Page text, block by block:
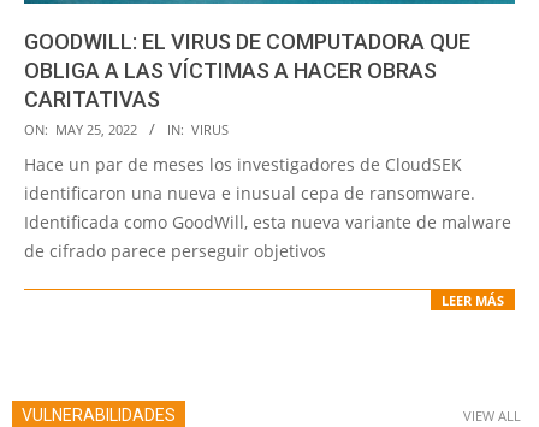
GOODWILL: EL VIRUS DE COMPUTADORA QUE
OBLIGA A LAS VÍCTIMAS A HACER OBRAS
CARITATIVAS
2022-
05-
25
ON: MAY 25, 2022 IN: VIRUS
Hace un par de meses los investigadores de CloudSEK
identificaron una nueva e inusual cepa de ransomware.
Identificada como GoodWill, esta nueva variante de malware
de cifrado parece perseguir objetivos
LEER MÁS
VULNERABILIDADES VIEW ALL